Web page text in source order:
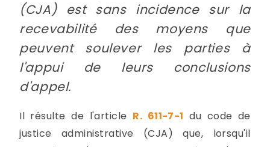
(CJA) est sans incidence sur la
recevabilité des moyens que
peuvent soulever les parties à
l'appui de leurs conclusions
d'appel.
Il résulte de l'article R. 611-7-1 du code de
justice administrative (CJA) que, lorsqu'il